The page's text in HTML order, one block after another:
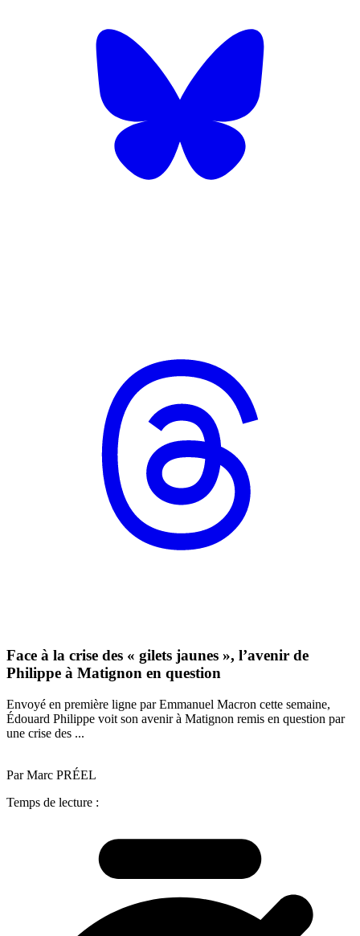
Face à la crise des « gilets jaunes », l’avenir de
Philippe à Matignon en question
Envoyé en première ligne par Emmanuel Macron cette semaine,
Édouard Philippe voit son avenir à Matignon remis en question par
une crise des ...
Par Marc PRÉEL
Temps de lecture :